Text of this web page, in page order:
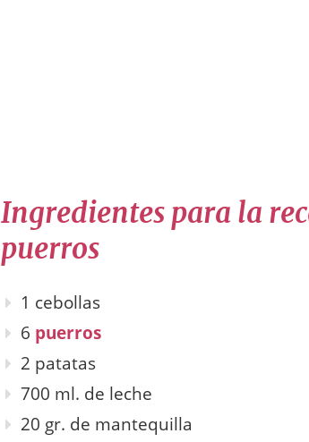
Ingredientes para la
puerros
1 cebollas
6 puerros
2 patatas
700 ml. de leche
20 gr. de mantequilla